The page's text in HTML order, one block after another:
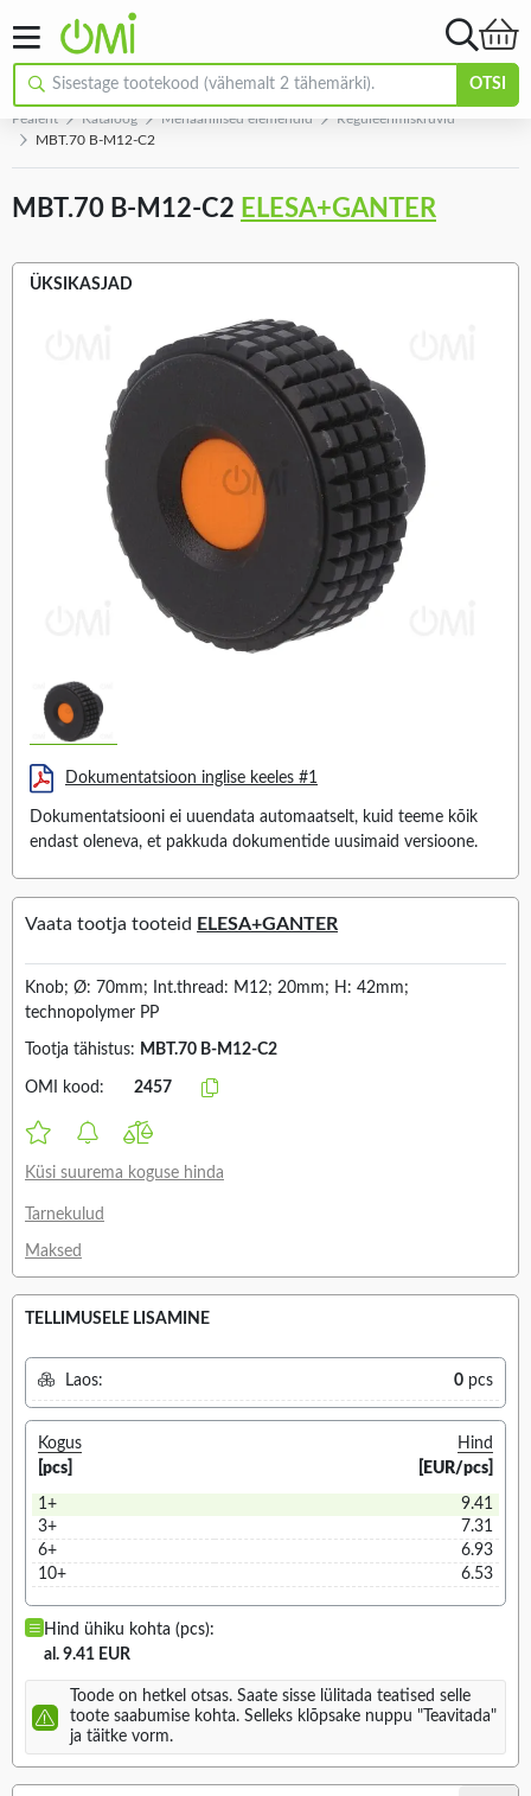
OTSI
Pealeht Kataloog Mehaanilised elemendid
Reguleerimiskruvid
MBT.70 B-M12-C2
MBT.70 B-M12-C2 ELESA+GANTER
ÜKSIKASJAD
Dokumentatsioon inglise keeles #1
Dokumentatsiooni ei uuendata automaatselt, kuid teeme kõik
endast oleneva, et pakkuda dokumentide uusimaid versioone.
Vaata tootja tooteid ELESA+GANTER
Knob; Ø: 70mm; Int.thread: M12; 20mm; H: 42mm;
technopolymer PP
Tootja tähistus: MBT.70 B-M12-C2
OMI kood: 2457
Küsi suurema koguse hinda
Tarnekulud
Maksed
TELLIMUSELE LISAMINE
Laos: 0 pcs
Kogus
[pcs]
Hind
[EUR/pcs]
1+
9.41
3+
7.31
6+
6.93
10+
6.53
Hind ühiku kohta (pcs):
al. 9.41 EUR
Toode on hetkel otsas. Saate sisse lülitada teatised selle
toote saabumise kohta. Selleks klõpsake nuppu "Teavitada"
ja täitke vorm.